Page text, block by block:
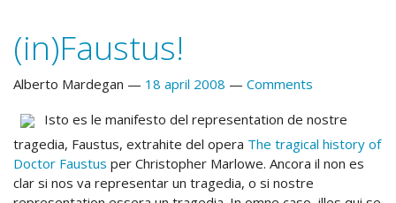
(in)Faustus!
Alberto Mardegan 18 april 2008
Comments
Isto es le manifesto del representation de nostre
tragedia, Faustus, extrahite del opera The tragical history of
Doctor Faustus per Christopher Marlowe. Ancora il non es
clar si nos va representar un tragedia, o si nostre